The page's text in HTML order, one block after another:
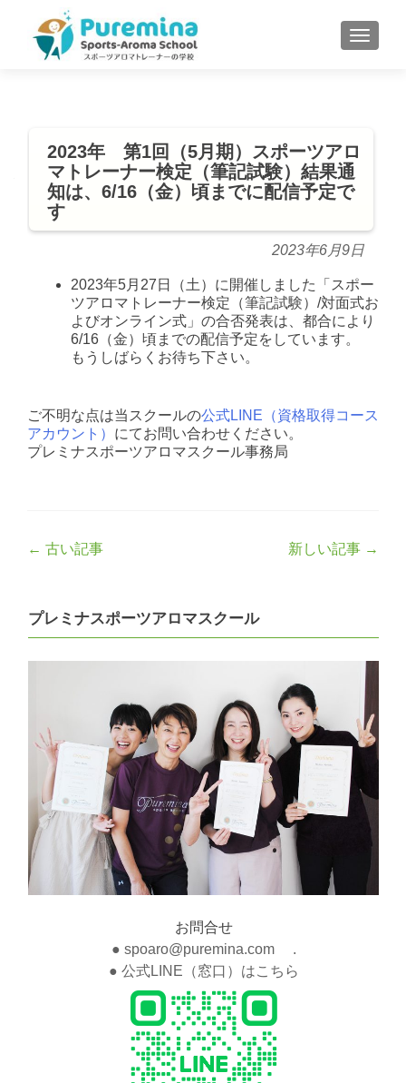
MENU
2023年 第1回（5月期）スポーツアロ
マトレーナー検定（筆記試験）結果通
知は、6/16（金）頃までに配信予定で
す
2023年6月9日
2023年5月27日（土）に開催しました「スポー
ツアロマトレーナー検定（筆記試験）/対面式お
よびオンライン式」の合否発表は、都合により
6/16（金）頃までの配信予定をしています。
もうしばらくお待ち下さい。
ご不明な点は当スクールの公式LINE（資格取得コース
アカウント） にてお問い合わせください。
プレミナスポーツアロマスクール事務局
Post
← 古い記事 新しい記事 →
プレミナスポーツアロマスクール
お問合せ
● spoaro@puremina.com .
● 公式LINE（窓口）はこちら